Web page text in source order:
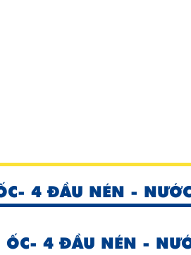
4 ĐẦU NÉN -
ỐC- 4 ĐẦU NÉN -